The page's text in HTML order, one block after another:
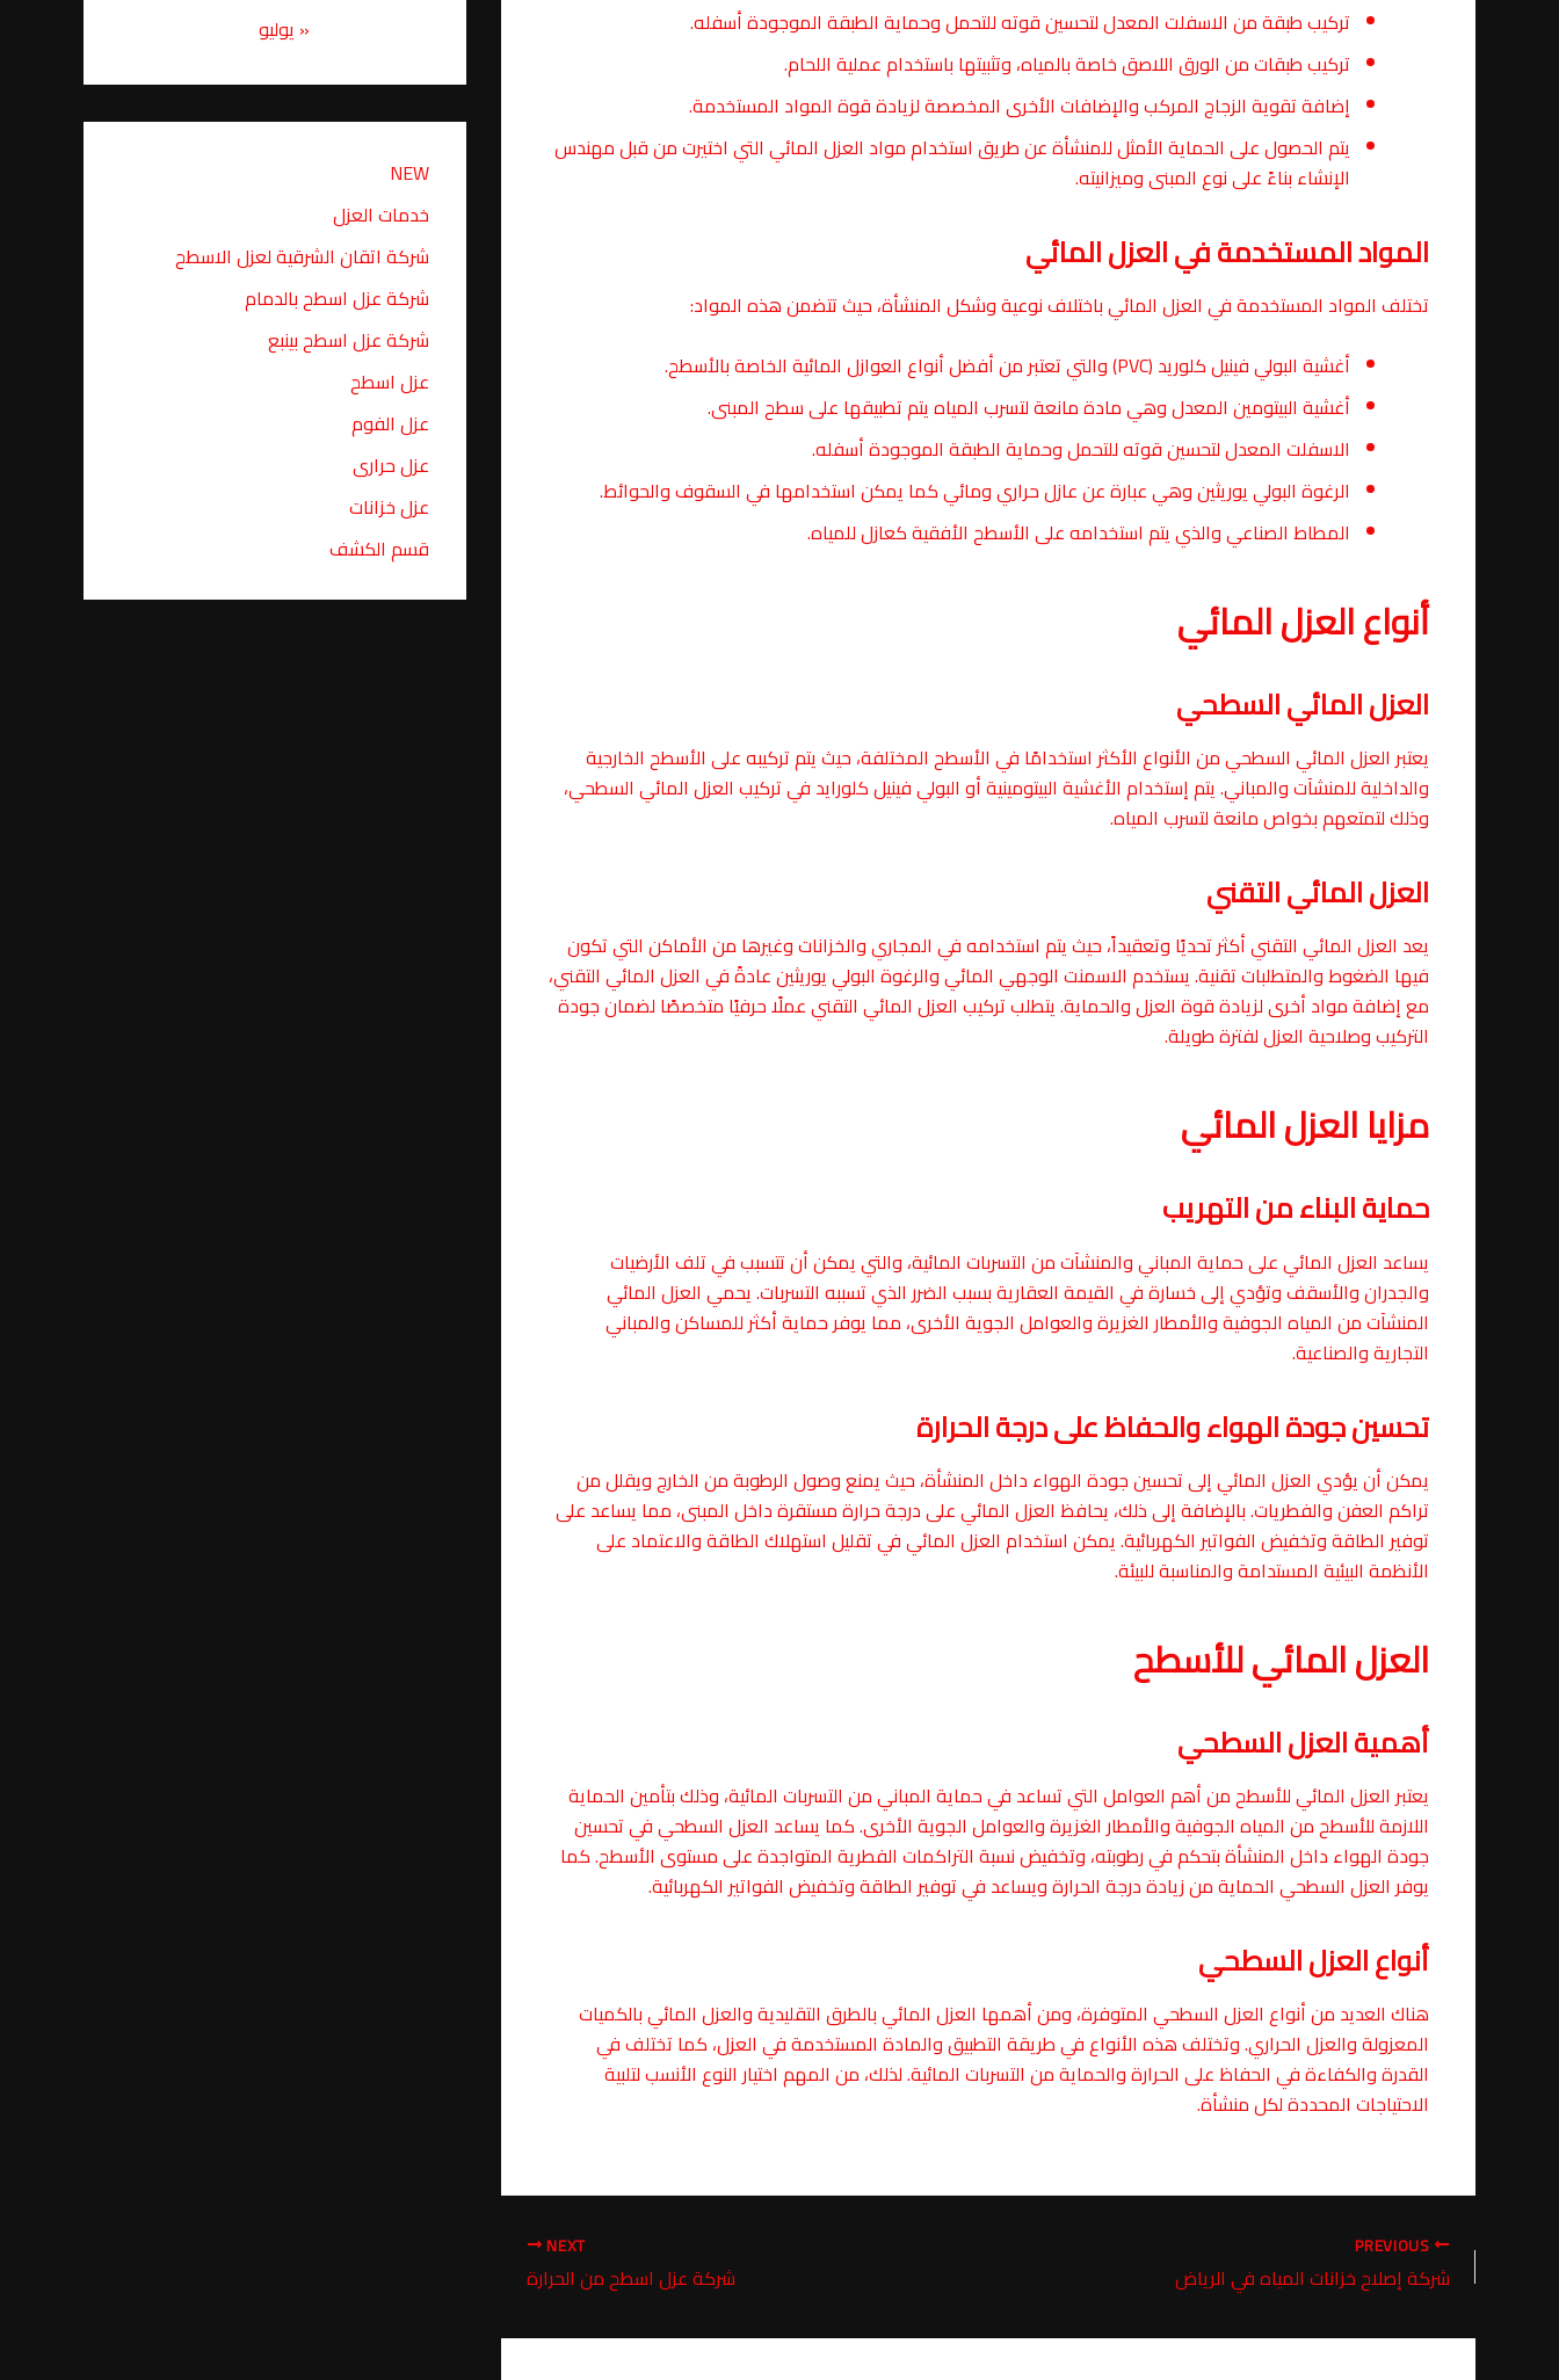
تركيب طبقة من الاسفلت المعدل لتحسين قوته للتحمل وحماية الطبقة الموجودة أسفله.
تركيب طبقات من الورق اللاصق خاصة بالمياه، وتثبيتها باستخدام عملية اللحام.
إضافة تقوية الزجاج المركب والإضافات الأخرى المخصصة لزيادة قوة المواد المستخدمة.
يتم الحصول على الحماية الأمثل للمنشأة عن طريق استخدام مواد العزل المائي التي اختيرت من قبل مهندس
الإنشاء بناءً على نوع المبنى وميزانيته.
المواد المستخدمة في العزل المائي
تختلف المواد المستخدمة في العزل المائي باختلاف نوعية وشكل المنشأة، حيث تتضمن هذه المواد:
أغشية البولي فينيل كلوريد (PVC) والتي تعتبر من أفضل أنواع العوازل المائية الخاصة بالأسطح.
أغشية البيتومين المعدل وهي مادة مانعة لتسرب المياه يتم تطبيقها على سطح المبنى.
الاسفلت المعدل لتحسين قوته للتحمل وحماية الطبقة الموجودة أسفله.
الرغوة البولي يوريثين وهي عبارة عن عازل حراري ومائي كما يمكن استخدامها في السقوف والحوائط.
المطاط الصناعي والذي يتم استخدامه على الأسطح الأفقية كعازل للمياه.
أنواع العزل المائي
العزل المائي السطحي
يعتبر العزل المائي السطحي من الأنواع الأكثر استخدامًا في الأسطح المختلفة، حيث يتم تركيبه على الأسطح الخارجية
والداخلية للمنشآت والمباني. يتم إستخدام الأغشية البيتومينية أو البولي فينيل كلورايد في تركيب العزل المائي السطحي،
وذلك لتمتعهم بخواص مانعة لتسرب المياه.
العزل المائي التقني
يعد العزل المائي التقني أكثر تحديًا وتعقيداً، حيث يتم استخدامه في المجاري والخزانات وغيرها من الأماكن التي تكون
فيها الضغوط والمتطلبات تقنية. يستخدم الاسمنت الوجهي المائي والرغوة البولي يوريثين عادةً في العزل المائي التقني،
مع إضافة مواد أخرى لزيادة قوة العزل والحماية. يتطلب تركيب العزل المائي التقني عملًا حرفيًا متخصصًا لضمان جودة
التركيب وصلاحية العزل لفترة طويلة.
مزايا العزل المائي
حماية البناء من التهريب
يساعد العزل المائي على حماية المباني والمنشآت من التسربات المائية، والتي يمكن أن تتسبب في تلف الأرضيات
والجدران والأسقف وتؤدي إلى خسارة في القيمة العقارية بسبب الضرر الذي تسببه التسربات. يحمي العزل المائي
المنشآت من المياه الجوفية والأمطار الغزيرة والعوامل الجوية الأخرى، مما يوفر حماية أكثر للمساكن والمباني
التجارية والصناعية.
تحسين جودة الهواء والحفاظ على درجة الحرارة
يمكن أن يؤدي العزل المائي إلى تحسين جودة الهواء داخل المنشأة، حيث يمنع وصول الرطوبة من الخارج ويقلل من
تراكم العفن والفطريات. بالإضافة إلى ذلك، يحافظ العزل المائي على درجة حرارة مستقرة داخل المبنى، مما يساعد على
توفير الطاقة وتخفيض الفواتير الكهربائية. يمكن استخدام العزل المائي في تقليل استهلاك الطاقة والاعتماد على
الأنظمة البيئية المستدامة والمناسبة للبيئة.
العزل المائي للأسطح
أهمية العزل السطحي
يعتبر العزل المائي للأسطح من أهم العوامل التي تساعد في حماية المباني من التسربات المائية، وذلك بتأمين الحماية
اللازمة للأسطح من المياه الجوفية والأمطار الغزيرة والعوامل الجوية الأخرى. كما يساعد العزل السطحي في تحسين
جودة الهواء داخل المنشأة بتحكم في رطوبته، وتخفيض نسبة التراكمات الفطرية المتواجدة على مستوى الأسطح. كما
يوفر العزل السطحي الحماية من زيادة درجة الحرارة ويساعد في توفير الطاقة وتخفيض الفواتير الكهربائية.
أنواع العزل السطحي
هناك العديد من أنواع العزل السطحي المتوفرة، ومن أهمها العزل المائي بالطرق التقليدية والعزل المائي بالكميات
المعزولة والعزل الحراري. وتختلف هذه الأنواع في طريقة التطبيق والمادة المستخدمة في العزل، كما تختلف في
القدرة والكفاءة في الحفاظ على الحرارة والحماية من التسربات المائية. لذلك، من المهم اختيار النوع الأنسب لتلبية
الاحتياجات المحددة لكل منشأة.
شركة إصلاح خزانات المياه في الرياض
NEXT
شركة عزل اسطح من الحرارة
« يوليو
NEW
خدمات العزل
شركة اتقان الشرقية لعزل الاسطح
شركة عزل اسطح بالدمام
شركة عزل اسطح بينبع
عزل اسطح
عزل الفوم
عزل حرارى
عزل خزانات
قسم الكشف